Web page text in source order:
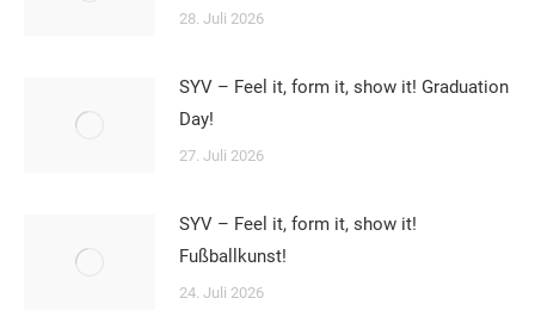
28. Juli 2026
SYV – Feel it, form it, show it! Graduation
Day!
27. Juli 2026
SYV – Feel it, form it, show it!
Fußballkunst!
24. Juli 2026